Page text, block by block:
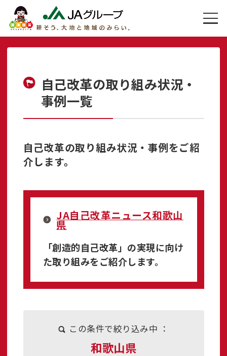
自己改革の取り組み状況・
事例一覧
自己改革の取り組み状況・事例をご紹
介します。
JA自己改革ニュース和歌山
県
「創造的自己改革」の実現に向け
た取り組みをご紹介します。
この条件で絞り込み中 ：
和歌山県